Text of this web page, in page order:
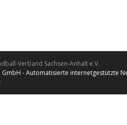
Verband Sachsen-Anhalt e.V.
- Automatisierte internetgestützte